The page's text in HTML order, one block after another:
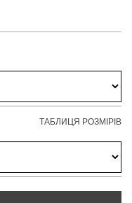
ТАБЛИЦЯ РОЗМІРІВ